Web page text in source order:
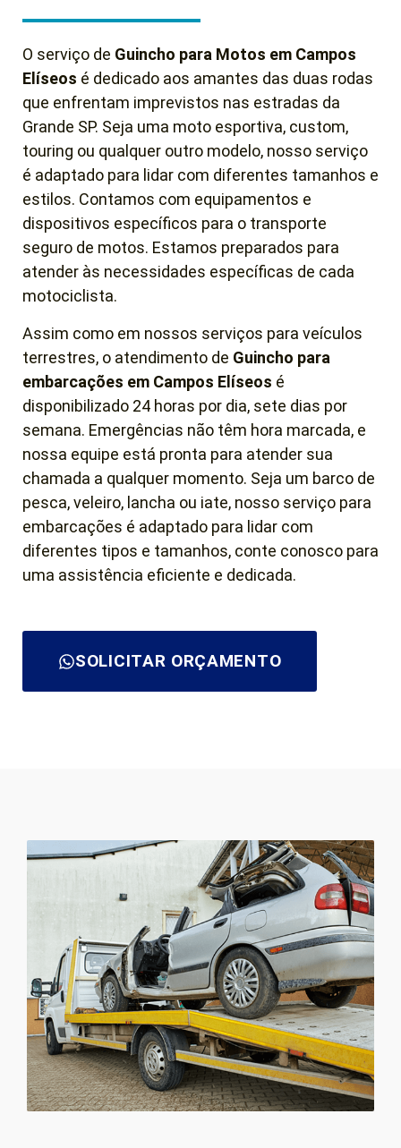
O serviço de Guincho para Motos em Campos
Elíseos é dedicado aos amantes das duas rodas
que enfrentam imprevistos nas estradas da
Grande SP. Seja uma moto esportiva, custom,
touring ou qualquer outro modelo, nosso serviço
é adaptado para lidar com diferentes tamanhos e
estilos. Contamos com equipamentos e
dispositivos específicos para o transporte
seguro de motos. Estamos preparados para
atender às necessidades específicas de cada
motociclista.
Assim como em nossos serviços para veículos
terrestres, o atendimento de Guincho para
embarcações em Campos Elíseos é
disponibilizado 24 horas por dia, sete dias por
semana. Emergências não têm hora marcada, e
nossa equipe está pronta para atender sua
chamada a qualquer momento. Seja um barco de
pesca, veleiro, lancha ou iate, nosso serviço para
embarcações é adaptado para lidar com
diferentes tipos e tamanhos, conte conosco para
uma assistência eficiente e dedicada.
SOLICITAR ORÇAMENTO